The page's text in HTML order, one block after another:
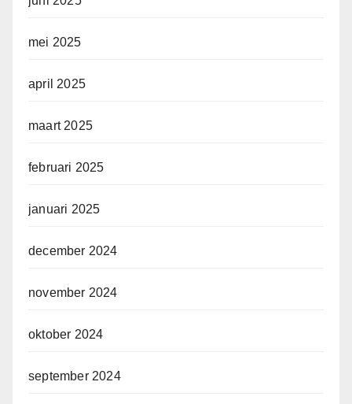
mei 2025
april 2025
maart 2025
februari 2025
januari 2025
december 2024
november 2024
oktober 2024
september 2024